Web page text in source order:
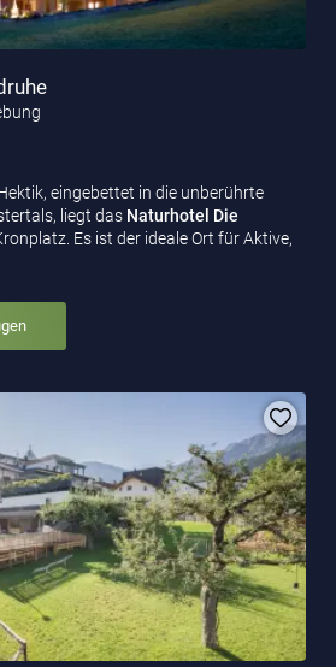
eingebettet in die unberührte
liegt das Naturhotel Die
Es ist der ideale Ort für Aktive,